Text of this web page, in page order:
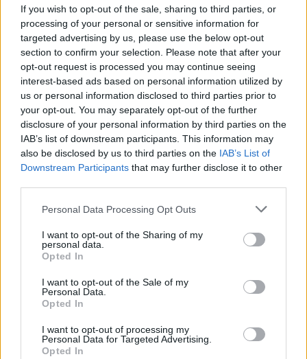
If you wish to opt-out of the sale, sharing to third parties, or
processing of your personal or sensitive information for
targeted advertising by us, please use the below opt-out
section to confirm your selection. Please note that after your
opt-out request is processed you may continue seeing
interest-based ads based on personal information utilized by
us or personal information disclosed to third parties prior to
your opt-out. You may separately opt-out of the further
disclosure of your personal information by third parties on the
IAB’s list of downstream participants. This information may
also be disclosed by us to third parties on the IAB’s List of
Downstream Participants that may further disclose it to other
Please note that this website/app uses one or more Google
not limited to your visit or usage behaviour. You may click to
grant or deny consent to Google and its third-party tags to
use your data for below specified purposes in below Google
consent section.
Personal Data Processing Opt Outs
I want to opt-out of the Sharing of my
personal data.
Opted In
I want to opt-out of the Sale of my
Personal Data.
Opted In
I want to opt-out of processing my
Personal Data for Targeted Advertising.
Opted In
EZEKET A BOROS
PROGRAMOKAT AJÁNLJUK A
TASTE BALATON
FESZTIVÁLRÓL
A Taste Balaton fesztivál nem csak a gasztronómia és a
kulturális programok széles tárházát vonultatja fel március
7. és 16. között, de a rendezvénysorozat kiemelt figyelmet
fordít a régió boraira […]
Helyek
HA TÉL, AKKOR BADACSONY: MUTATJUK,
MIÉRT!
Badacsony hegyére, az magára vessen! Decemberben
karácsonyi fényekkel, hangulattal és otthonos ízekkel vár
mindenkit Badacsony, és a 7 fő helyszín, valamint […]
BŐVEBBEN